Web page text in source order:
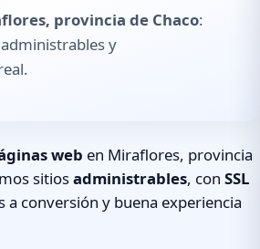
provincia de Chaco:
y
web en Miraflores, provincia
sitiosadministrables, con SSL
a conversión y buena experiencia